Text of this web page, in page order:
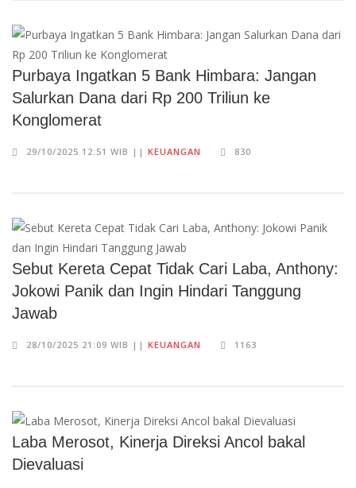
Purbaya Ingatkan 5 Bank Himbara: Jangan
Salurkan Dana dari Rp 200 Triliun ke
Konglomerat
29/10/2025 12:51 WIB || KEUANGAN 830
Sebut Kereta Cepat Tidak Cari Laba, Anthony:
Jokowi Panik dan Ingin Hindari Tanggung
Jawab
28/10/2025 21:09 WIB || KEUANGAN 1163
Laba Merosot, Kinerja Direksi Ancol bakal
Dievaluasi